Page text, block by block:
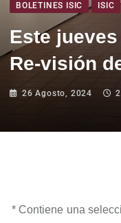
BOLETINES ISIC ISIC
Este
Re-visión
26 Agosto, 2024
* Contiene una